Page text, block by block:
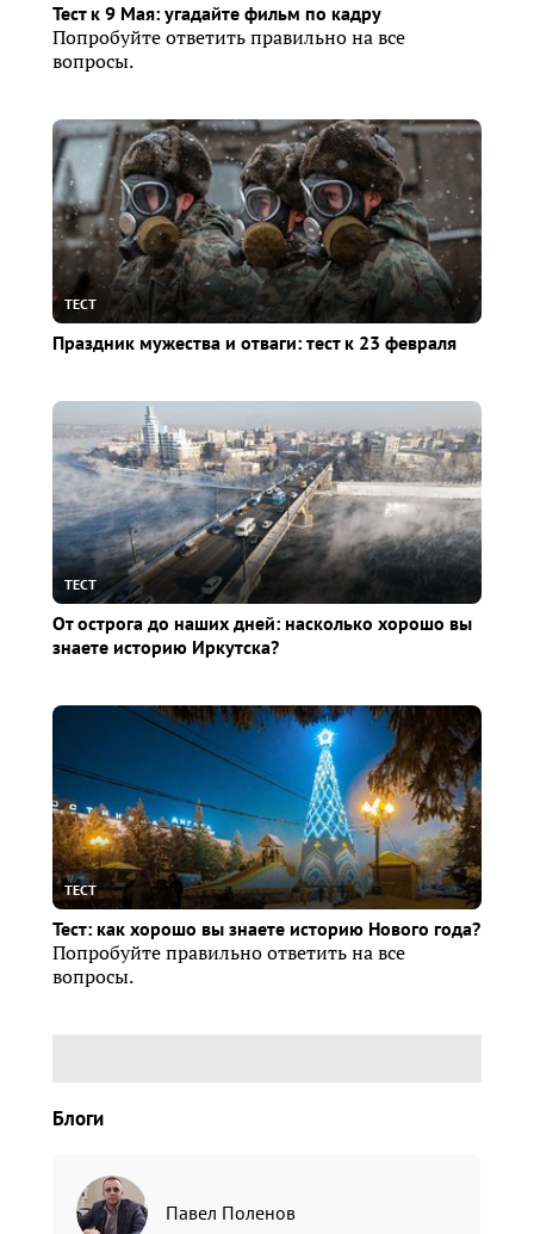
Тест к 9 Мая: угадайте фильм по кадру
Попробуйте ответить правильно на все
вопросы.
ТЕСТ
Праздник мужества и отваги: тест к 23 февраля
ТЕСТ
От острога до наших дней: насколько хорошо вы
знаете историю Иркутска?
ТЕСТ
Тест: как хорошо вы знаете историю Нового года?
Попробуйте правильно ответить на все
вопросы.
Блоги
Павел Поленов